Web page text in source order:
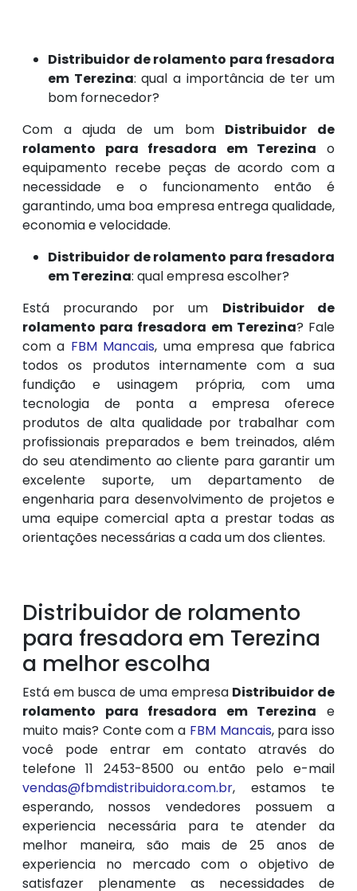
Distribuidor de rolamento para fresadora
em Terezina: qual a importância de ter um
bom fornecedor?
Com a ajuda de um bom Distribuidor de
rolamento para fresadora em Terezina o
equipamento recebe peças de acordo com a
necessidade e o funcionamento então é
garantindo, uma boa empresa entrega qualidade,
economia e velocidade.
Distribuidor de rolamento para fresadora
em Terezina: qual empresa escolher?
Está procurando por um Distribuidor de
rolamento para fresadora em Terezina? Fale
com a FBM Mancais, uma empresa que fabrica
todos os produtos internamente com a sua
fundição e usinagem própria, com uma
tecnologia de ponta a empresa oferece
produtos de alta qualidade por trabalhar com
profissionais preparados e bem treinados, além
do seu atendimento ao cliente para garantir um
excelente suporte, um departamento de
engenharia para desenvolvimento de projetos e
uma equipe comercial apta a prestar todas as
orientações necessárias a cada um dos clientes.
Distribuidor de rolamento
para fresadora em Terezina
a melhor escolha
Está em busca de uma empresa Distribuidor de
rolamento para fresadora em Terezina e
muito mais? Conte com a FBM Mancais, para isso
você pode entrar em contato através do
telefone 11 2453-8500 ou então pelo e-mail
vendas@fbmdistribuidora.com.br, estamos te
esperando, nossos vendedores possuem a
experiencia necessária para te atender da
melhor maneira, são mais de 25 anos de
experiencia no mercado com o objetivo de
satisfazer plenamente as necessidades de